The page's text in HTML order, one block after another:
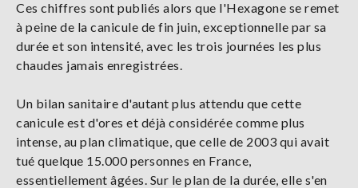
Ces chiffres sont publiés alors que l'Hexagone se remet
à peine de la canicule de fin juin, exceptionnelle par sa
durée et son intensité, avec les trois journées les plus
chaudes jamais enregistrées.
Un bilan sanitaire d'autant plus attendu que cette
canicule est d'ores et déjà considérée comme plus
intense, au plan climatique, que celle de 2003 qui avait
tué quelque 15.000 personnes en France,
essentiellement âgées. Sur le plan de la durée, elle s'en